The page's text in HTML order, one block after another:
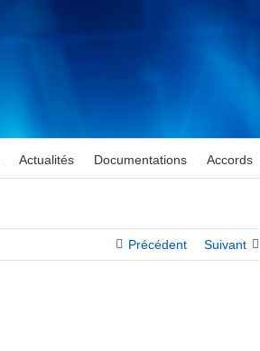
Actualités Documentations Accords
Précédent Suivant